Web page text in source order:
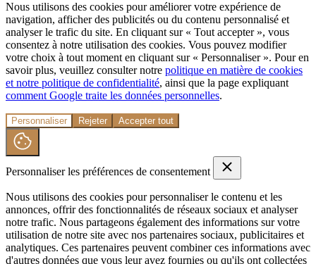
Nous utilisons des cookies pour améliorer votre expérience de
navigation, afficher des publicités ou du contenu personnalisé et
analyser le trafic du site. En cliquant sur « Tout accepter », vous
consentez à notre utilisation des cookies. Vous pouvez modifier
votre choix à tout moment en cliquant sur « Personnaliser ». Pour en
savoir plus, veuillez consulter notre politique en matière de cookies
et notre politique de confidentialité, ainsi que la page expliquant
comment Google traite les données personnelles.
Personnaliser Rejeter Accepter tout
Personnaliser les préférences de consentement
Nous utilisons des cookies pour personnaliser le contenu et les
annonces, offrir des fonctionnalités de réseaux sociaux et analyser
notre trafic. Nous partageons également des informations sur votre
utilisation de notre site avec nos partenaires sociaux, publicitaires et
analytiques. Ces partenaires peuvent combiner ces informations avec
d'autres données que vous leur avez fournies ou qu'ils ont collectées